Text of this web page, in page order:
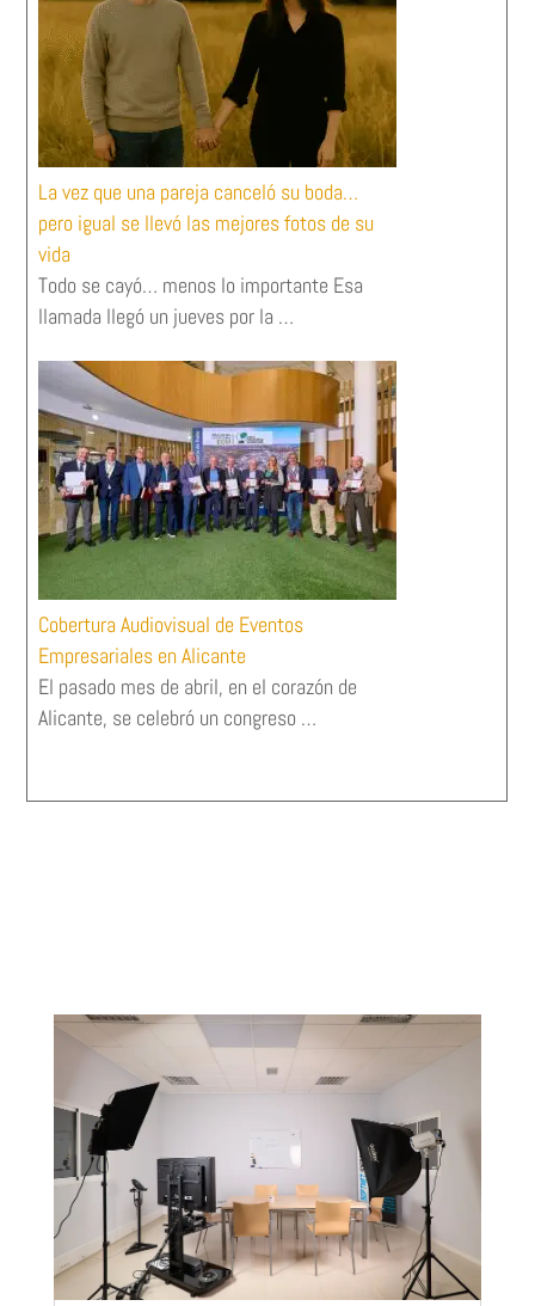
La vez que una pareja canceló su boda…
pero igual se llevó las mejores fotos de su
vida
Todo se cayó… menos lo importante Esa
llamada llegó un jueves por la …
Cobertura Audiovisual de Eventos
Empresariales en Alicante
El pasado mes de abril, en el corazón de
Alicante, se celebró un congreso …